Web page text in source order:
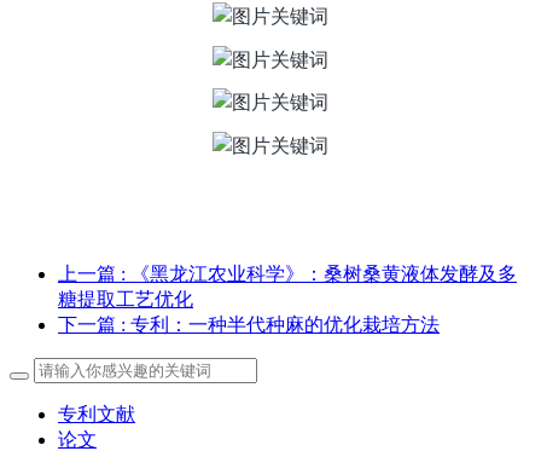
上一篇 : 《黑龙江农业科学》：桑树桑黄液体发酵及多
糖提取工艺优化
下一篇 : 专利：一种半代种麻的优化栽培方法
专利文献
论文